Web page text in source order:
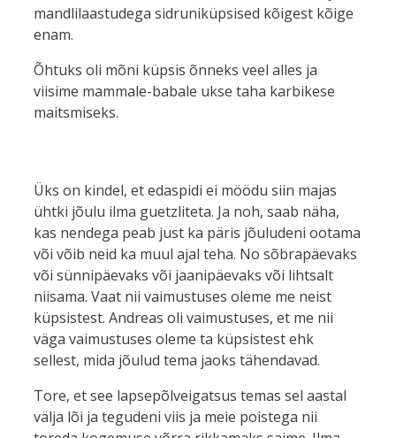
mandlilaastudega sidruniküpsised kõigest kõige
enam.
Õhtuks oli mõni küpsis õnneks veel alles ja
viisime mammale-babale ukse taha karbikese
maitsmiseks.
Üks on kindel, et edaspidi ei möödu siin majas
ühtki jõulu ilma guetzliteta. Ja noh, saab näha,
kas nendega peab just ka päris jõuludeni ootama
või võib neid ka muul ajal teha. No sõbrapäevaks
või sünnipäevaks või jaanipäevaks või lihtsalt
niisama. Vaat nii vaimustuses oleme me neist
küpsistest. Andreas oli vaimustuses, et me nii
väga vaimustuses oleme ta küpsistest ehk
sellest, mida jõulud tema jaoks tähendavad.
Tore, et see lapsepõlveigatsus temas sel aastal
välja lõi ja tegudeni viis ja meie poistega nii